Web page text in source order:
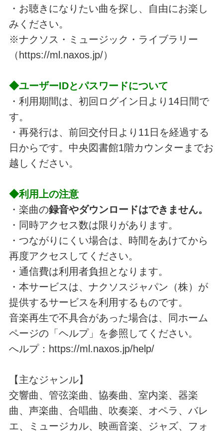
・お聴きになりたい曲を探し、自由にお楽し
みください。
※ナクソス・ミュージック・ライブラリー
（https://ml.naxos.jp/）
◆ユーザーIDとパスワードについて
・利用期間は、初回ログイン日より14日 間で
す。
・再発行は、前回交付日より11日を経過する
日からです。中央図書館1階カウンターまでお
越しください。
◆利用上の注意
・楽曲の録音やダウンロードはできません。
・同時アクセス数は限りがあります。
・つながりにくい場合は、時間をあけてから
再度アクセスしてください。
・通信費は利用者負担となります。
・本サービスは、ナクソスジャパン（株）が
提供するサービスを利用するものです。
音楽再生で不具合があった場合は、同ホーム
ページの「ヘルプ」を参照してください。
へルプ：https://ml.naxos.jp/help/
【主なジャンル】
交響曲、管弦楽曲、協奏曲、室内楽、器楽
曲、声楽曲、合唱曲、吹奏楽、オペラ、バレ
エ、ミュージカル、映画音楽、ジャズ、フォ